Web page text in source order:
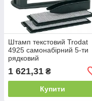
Штамп текстовий Trodat
4925 самонабірний 5-ти
рядковий
1 621,31 ₴
Купити